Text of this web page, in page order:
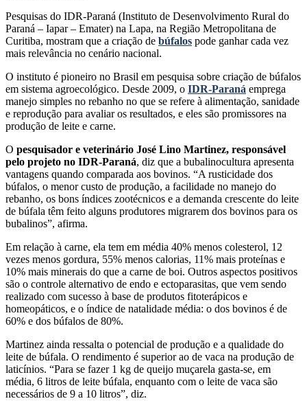
Pesquisas do IDR-Paraná (Instituto de Desenvolvimento Rural do
Paraná – Iapar – Emater) na Lapa, na Região Metropolitana de
Curitiba, mostram que a criação de búfalos pode ganhar cada vez
mais relevância no cenário nacional.
O instituto é pioneiro no Brasil em pesquisa sobre criação de búfalos
em sistema agroecológico. Desde 2009, o IDR-Paraná emprega
manejo simples no rebanho no que se refere à alimentação, sanidade
e reprodução para avaliar os resultados, e eles são promissores na
produção de leite e carne.
O pesquisador e veterinário José Lino Martinez, responsável
pelo projeto no IDR-Paraná, diz que a bubalinocultura apresenta
vantagens quando comparada aos bovinos. “A rusticidade dos
búfalos, o menor custo de produção, a facilidade no manejo do
rebanho, os bons índices zootécnicos e a demanda crescente do leite
de búfala têm feito alguns produtores migrarem dos bovinos para os
bubalinos”, afirma.
Em relação à carne, ela tem em média 40% menos colesterol, 12
vezes menos gordura, 55% menos calorias, 11% mais proteínas e
10% mais minerais do que a carne de boi. Outros aspectos positivos
são o controle alternativo de endo e ectoparasitas, que vem sendo
realizado com sucesso à base de produtos fitoterápicos e
homeopáticos, e o índice de natalidade média: o dos bovinos é de
60% e dos búfalos de 80%.
Martinez ainda ressalta o potencial de produção e a qualidade do
leite de búfala. O rendimento é superior ao de vaca na produção de
laticínios. “Para se fazer 1 kg de queijo muçarela gasta-se, em
média, 6 litros de leite búfala, enquanto com o leite de vaca são
necessários de 9 a 10 litros”, diz.